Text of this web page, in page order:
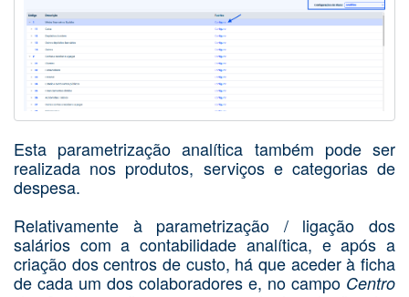
Esta parametrização analítica também pode ser
realizada nos produtos, serviços e categorias de
despesa.
Relativamente à parametrização / ligação dos
salários com a contabilidade analítica, e após a
criação dos centros de custo, há que aceder à ficha
de cada um dos colaboradores e, no campo Centro